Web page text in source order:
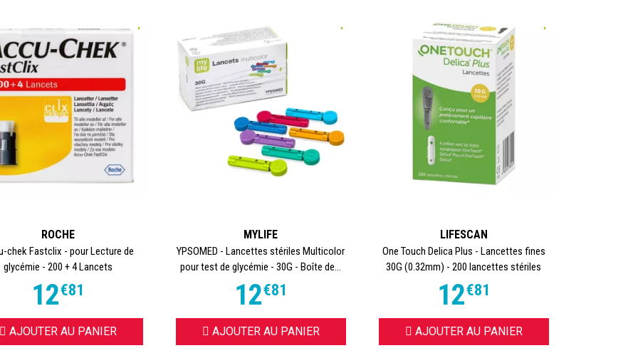
ROCHE
chek Fastclix - pour Lecture de
glycémie - 200 + 4 Lancets
12€81
AJOUTER AU PANIER
MYLIFE
YPSOMED - Lancettes stériles Multicolor
pour test de glycémie - 30G - Boîte de...
12€81
AJOUTER AU PANIER
LIFESCAN
One Touch Delica Plus - Lancettes fines
30G (0.32mm) - 200 lancettes stériles
12€81
AJOUTER AU PANIER